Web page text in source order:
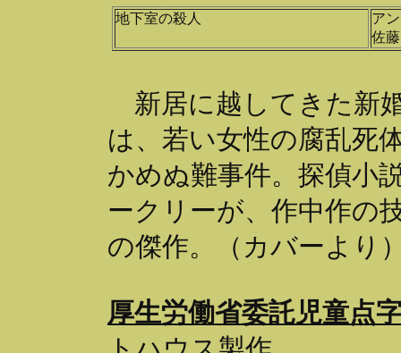
地下室の殺人
ア
佐
新居に越してきた新
は、若い女性の腐乱死
かめぬ難事件。探偵小
ークリーが、作中作の
の傑作。（カバーより
厚生労働省委託児童点